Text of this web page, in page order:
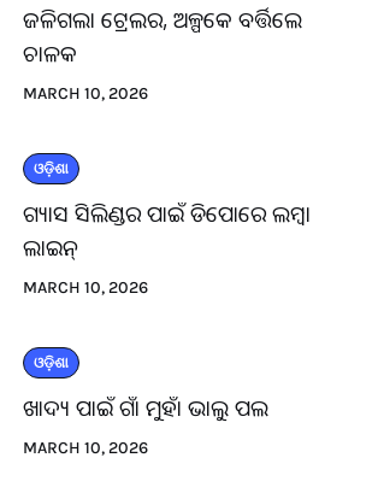
ଜଳିଗଲା ଟ୍ରେଲର, ଅଳ୍ପକେ ବର୍ତ୍ତିଲେ
ଚାଳକ
MARCH 10, 2026
ଓଡ଼ିଶା
ଗ୍ୟାସ ସିଲିଣ୍ଡର ପାଇଁ ଡିପୋରେ ଲମ୍ବା
ଲାଇନ୍
MARCH 10, 2026
ଓଡ଼ିଶା
ଖାଦ୍ୟ ପାଇଁ ଗାଁ ମୁହାଁ ଭାଲୁ ପଲ
MARCH 10, 2026